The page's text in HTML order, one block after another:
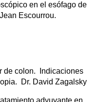
en el esófago de
Escourrou.
de colon. Indicaciones
Dr. David Zagalsky
adyuvante en